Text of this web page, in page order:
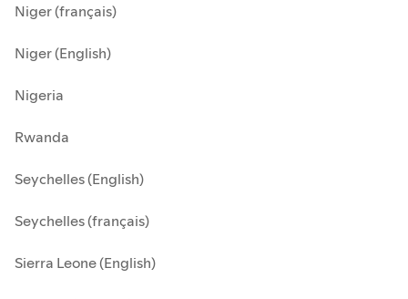
Niger (français)
Niger (English)
Nigeria
Rwanda
Seychelles (English)
Seychelles (français)
Sierra Leone (English)